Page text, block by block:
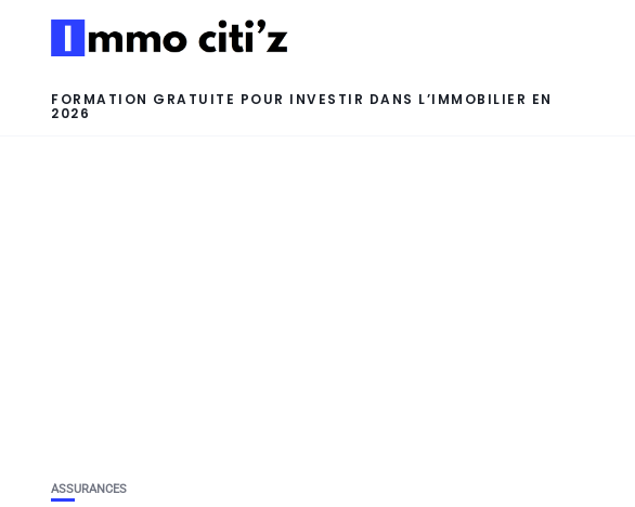
FORMATION GRATUITE POUR INVESTIR DANS L’IMMOBILIER EN
2026
ASSURANCES